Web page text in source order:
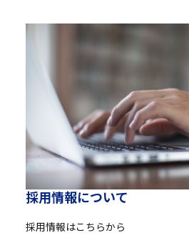
採用情報について
採用情報はこちらから